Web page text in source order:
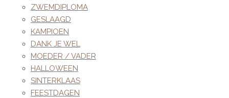
ZWEMDIPLOMA
GESLAAGD
KAMPIOEN
DANK JE WEL
MOEDER / VADER
HALLOWEEN
SINTERKLAAS
FEESTDAGEN